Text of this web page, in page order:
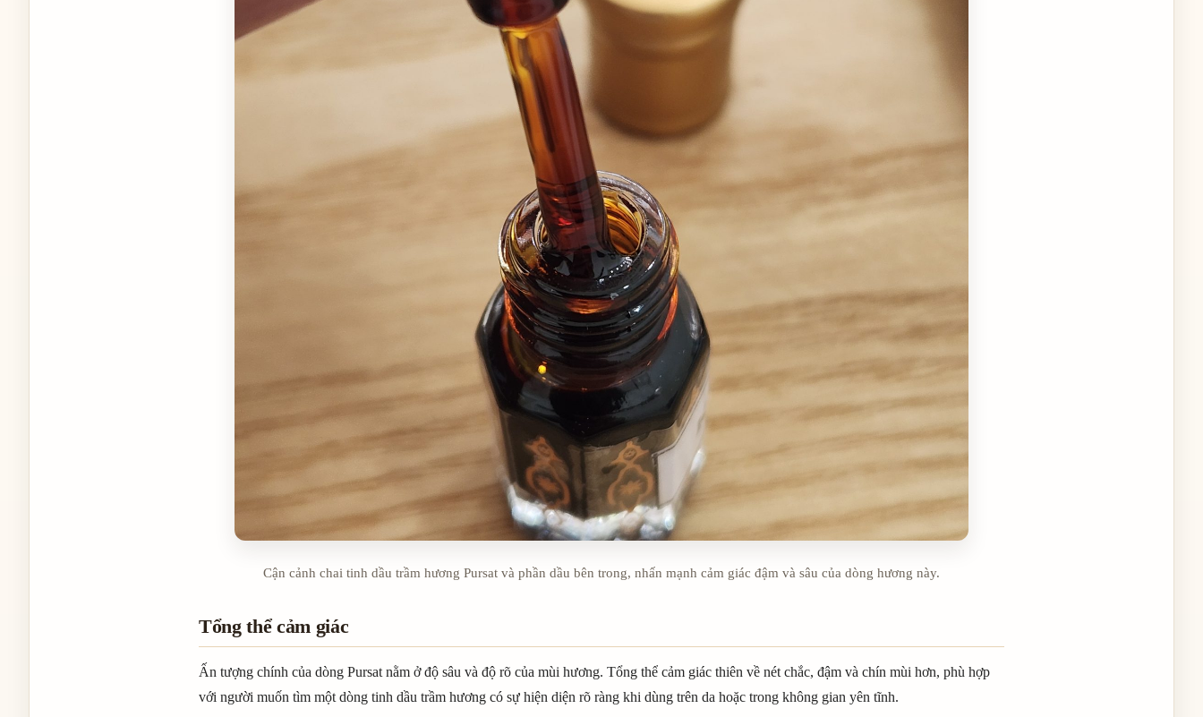
Cận cảnh chai tinh dầu trầm hương Pursat và phần dầu bên trong, nhấn mạnh cảm giác đậm và sâu của dòng hương này.
Tổng thể cảm giác
Ấn tượng chính của dòng Pursat nằm ở độ sâu và độ rõ của mùi hương. Tổng thể cảm giác thiên về nét chắc, đậm và chín mùi hơn, phù hợp
với người muốn tìm một dòng tinh dầu trầm hương có sự hiện diện rõ ràng khi dùng trên da hoặc trong không gian yên tĩnh.